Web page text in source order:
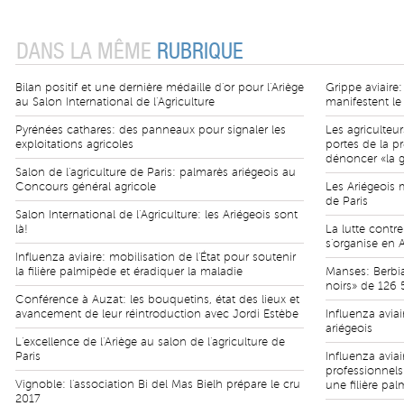
DANS LA MÊME RUBRIQUE
Bilan positif et une dernière médaille d'or pour l'Ariège
au Salon International de l'Agriculture
Pyrénées cathares: des panneaux pour signaler les
exploitations agricoles
Salon de l'agriculture de Paris: palmarès ariégeois au
Concours général agricole
Salon International de l'Agriculture: les Ariégeois sont
là!
Influenza aviaire: mobilisation de l'État pour soutenir
la filière palmipède et éradiquer la maladie
Conférence à Auzat: les bouquetins, état des lieux et
avancement de leur réintroduction avec Jordi Estèbe
L'excellence de l'Ariège au salon de l'agriculture de
Paris
Vignoble: l'association Bi del Mas Bielh prépare le cru
2017
Grippe
manifestent
Les
portes de la
dénoncer «la
Les Ariégeois
de Paris
La lutte
s'organise en
Manses:
noirs» de 126
Influenza
ariégeois
Influenza
une filière